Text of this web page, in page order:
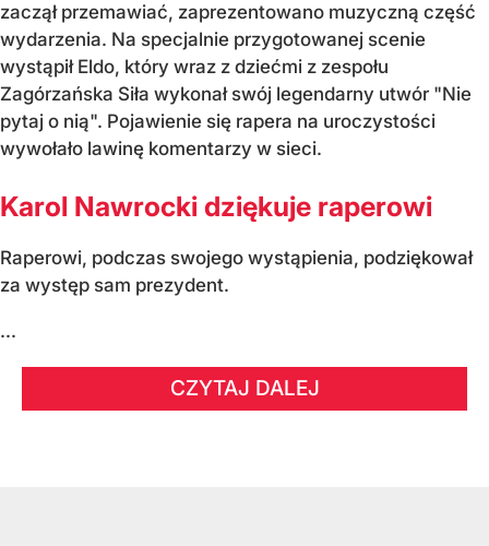
zaczął przemawiać, zaprezentowano muzyczną część
wydarzenia. Na specjalnie przygotowanej scenie
wystąpił Eldo, który wraz z dziećmi z zespołu
Zagórzańska Siła wykonał swój legendarny utwór "Nie
pytaj o nią". Pojawienie się rapera na uroczystości
wywołało lawinę komentarzy w sieci.
Karol Nawrocki dziękuje raperowi
Raperowi, podczas swojego wystąpienia, podziękował
za występ sam prezydent.
...
CZYTAJ DALEJ